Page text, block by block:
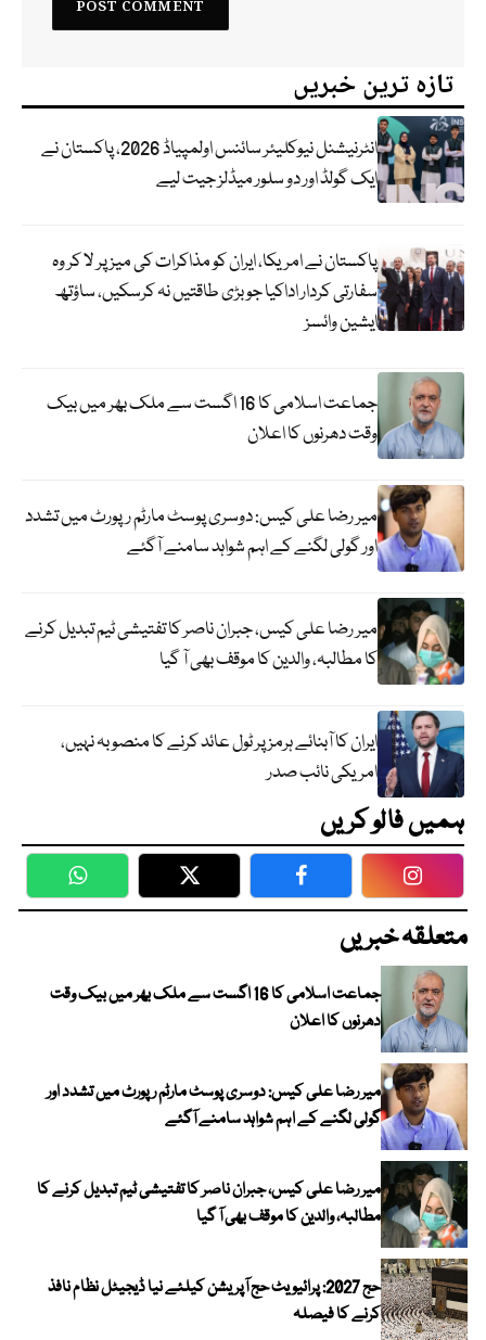
تازہ ترین خبریں
انٹرنیشنل نیوکلیئر سائنس اولمپیاڈ 2026، پاکستان نے
ایک گولڈ اور دو سلور میڈلز جیت لیے
پاکستان نے امریکا، ایران کو مذاکرات کی میز پر لا کر وہ
سفارتی کردار اداکیا جو بڑی طاقتیں نہ کرسکیں، ساؤتھ
ایشین وائسز
جماعت اسلامی کا 16 اگست سے ملک بھر میں بیک
وقت دھرنوں کا اعلان
میر رضا علی کیس: دوسری پوسٹ مارٹم رپورٹ میں تشدد
اور گولی لگنے کے اہم شواہد سامنے آگئے
میر رضا علی کیس، جبران ناصر کا تفتیشی ٹیم تبدیل کرنے
کا مطالبہ، والدین کا موقف بھی آ گیا
ایران کا آبنائے ہرمز پر ٹول عائد کرنے کا منصوبہ نہیں،
امریکی نائب صدر
ہمیں فالو کریں
WhatsApp Twitter Facebook
متعلقہ خبریں
جماعت اسلامی کا 16 اگست سے ملک بھر میں بیک وقت
دھرنوں کا اعلان
میر رضا علی کیس: دوسری پوسٹ مارٹم رپورٹ میں تشدد اور
گولی لگنے کے اہم شواہد سامنے آگئے
میر رضا علی کیس، جبران ناصر کا تفتیشی ٹیم تبدیل کرنے کا
مطالبہ، والدین کا موقف بھی آ گیا
حج 2027: پرائیویٹ حج آپریشن کیلئے نیا ڈیجیٹل نظام نافذ
کرنے کا فیصلہ